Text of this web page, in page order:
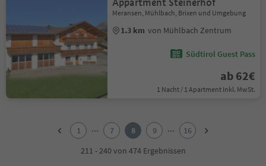
Appartment Steinerhof
Meransen, Mühlbach, Brixen und Umgebung
1.3 km von Mühlbach Zentrum
Südtirol Guest Pass
ab 62€
1 Nacht / 1 Apartment Inkl. MwSt.
1 ... 7 8 9 ...
16
211 - 240 von 474 Ergebnissen